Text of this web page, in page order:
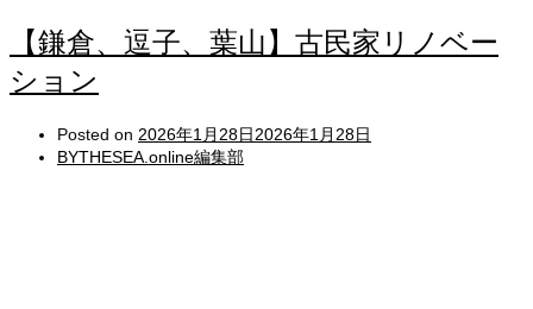
【鎌倉、逗子、葉山】古民家リノベー
ション
Posted on 2026年1月28日2026年1月28日
BYTHESEA.online編集部